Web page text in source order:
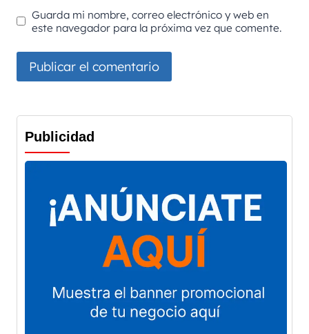
Guarda mi nombre, correo electrónico y web en
este navegador para la próxima vez que comente.
Publicidad